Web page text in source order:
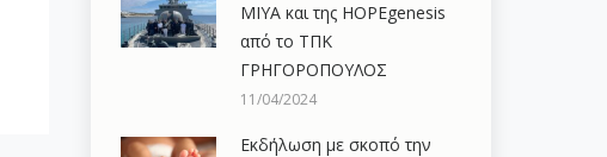
ΜΙΥΑ και της HOPEgenesis
από το ΤΠΚ
ΓΡΗΓΟΡΟΠΟΥΛΟΣ
11/04/2024
Εκδήλωση με σκοπό την